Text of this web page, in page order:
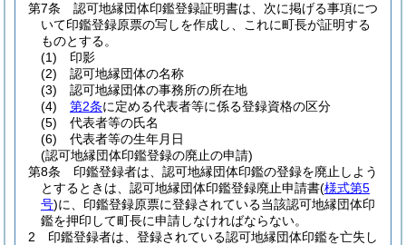
第7条
認可地縁団体印鑑登録証明書は、次に掲げる事項につ
いて印鑑登録原票の写しを作成し、これに町長が証明する
ものとする。
(1)
印影
(2)
認可地縁団体の名称
(3)
認可地縁団体の事務所の所在地
(4)
第2条に定める代表者等に係る登録資格の区分
(5)
代表者等の氏名
(6)
代表者等の生年月日
(認可地縁団体印鑑登録の廃止の申請)
第8条
印鑑登録者は、認可地縁団体印鑑の登録を廃止しよう
とするときは、認可地縁団体印鑑登録廃止申請書(様式第5
号)に、印鑑登録原票に登録されている当該認可地縁団体印
鑑を押印して町長に申請しなければならない。
2
印鑑登録者は、登録されている認可地縁団体印鑑を亡失し